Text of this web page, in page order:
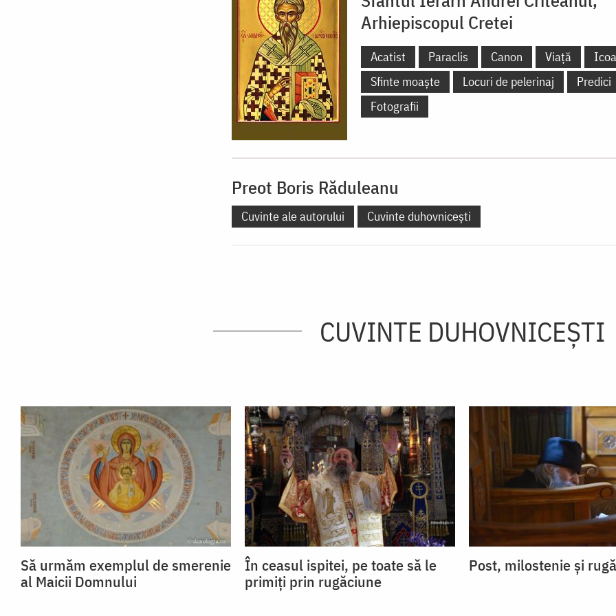
Arhiepiscopul Cretei
Acatist Paraclis Canon Viață
Sfinte moaște
Locuri de pelerinaj Predici
Fotografii
Preot Boris Răduleanu
Cuvinte ale autorului Cuvinte duhovnicești
CUVINTE DUHOVNICEȘTI
Să urmăm exemplul de smerenie
al Maicii Domnului
În ceasul ispitei, pe toate să le
primiți prin rugăciune
Post, milostenie și